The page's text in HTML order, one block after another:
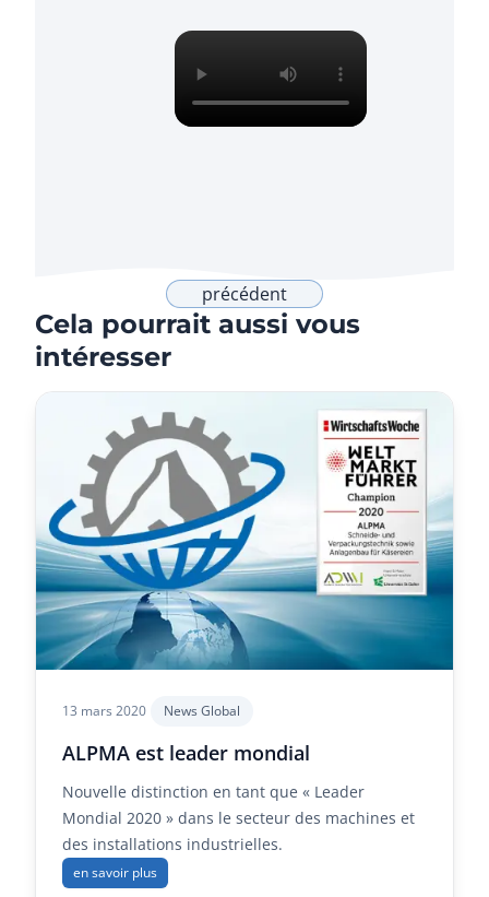
précédent
Cela pourrait aussi vous
intéresser
13 mars 2020 News Global
ALPMA est leader mondial
Nouvelle distinction en tant que « Leader
Mondial 2020 » dans le secteur des machines et
des installations industrielles.
en savoir plus